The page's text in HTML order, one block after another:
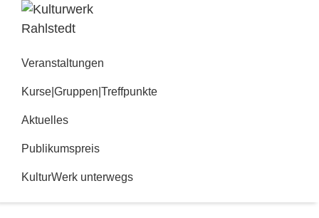
Hauptnavigation
Zum
Inhalt
Rahlstedt
Veranstaltungen
Kurse|Gruppen|Treffpunkte
Aktuelles
Publikumspreis
KulturWerk unterwegs